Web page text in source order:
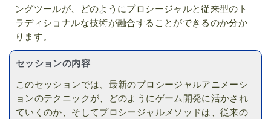
ングツールが、どのようにプロシージャルと従来型のト
ラディショナルな技術が融合することができるのか分か
ります。
セッションの内容
このセッションでは、最新のプロシージャルアニメーシ
ョンのテクニックが、どのようにゲーム開発に活かされ
ていくのか、そしてプロシージャルメソッドは、従来の